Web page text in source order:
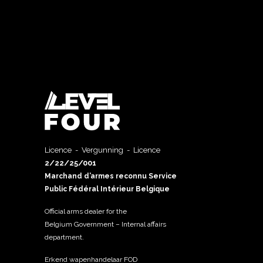
Licence - Vergunning - Licence
2/22/25/001
Marchand d’armes reconnu Service
Public Fédéral Intérieur Belgique
Official arms dealer for the
Belgium Government – Internal affairs
department.
Erkend wapenhandelaar FOD